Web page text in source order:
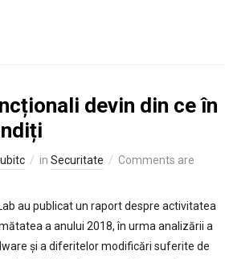
devin din ce în
in Securitate
Comments are
au publicat un raport despre activitatea
a anului 2018, în urma analizării a
și a diferitelor modificări suferite de